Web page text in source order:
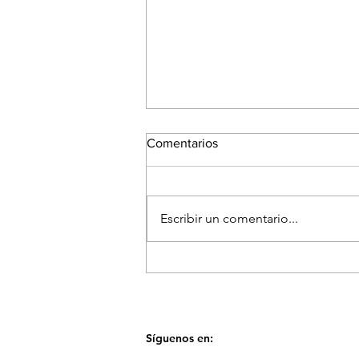
Comentarios
Escribir un comentario...
Síguenos en: